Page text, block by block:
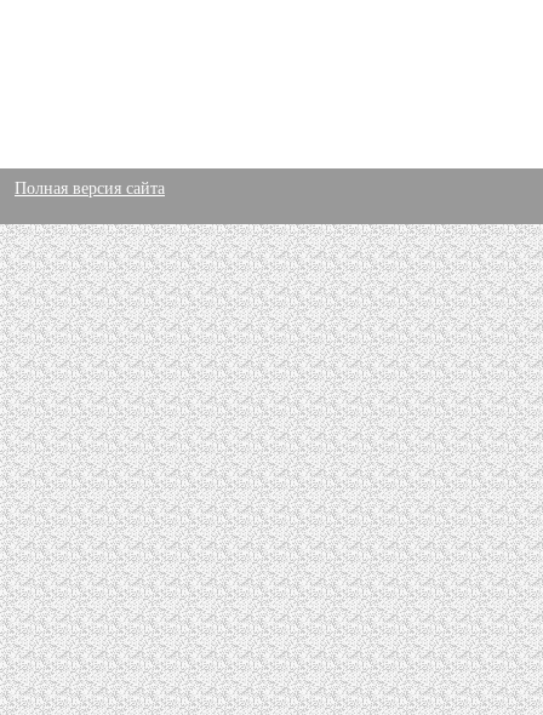
Полная версия сайта